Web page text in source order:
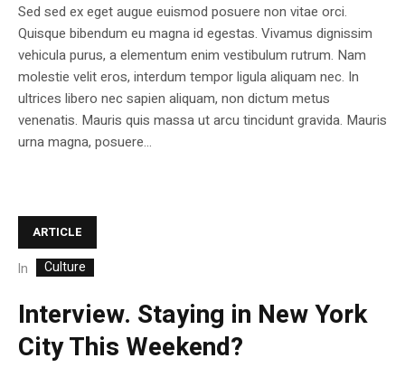
Sed sed ex eget augue euismod posuere non vitae orci.
Quisque bibendum eu magna id egestas. Vivamus dignissim
vehicula purus, a elementum enim vestibulum rutrum. Nam
molestie velit eros, interdum tempor ligula aliquam nec. In
ultrices libero nec sapien aliquam, non dictum metus
venenatis. Mauris quis massa ut arcu tincidunt gravida. Mauris
urna magna, posuere...
ARTICLE
In Culture
Interview. Staying in New York
City This Weekend?